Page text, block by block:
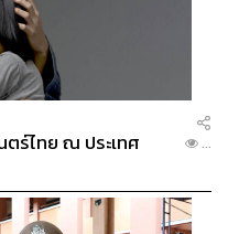
ตร์ไทย ณ ประเทศ
...